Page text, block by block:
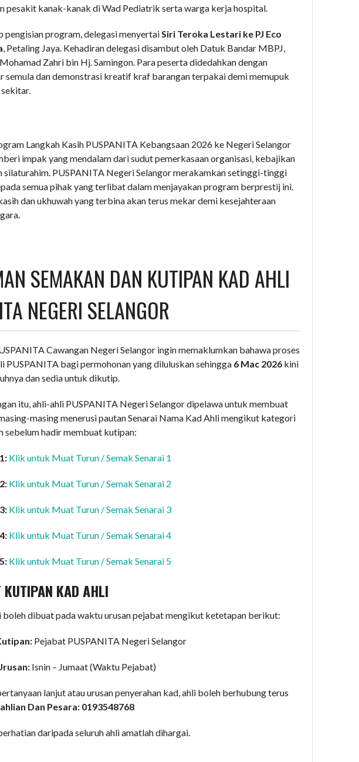
pesakit kanak-kanak di Wad Pediatrik serta warga kerja hospital.
pengisian program, delegasi menyertai Siri Teroka Lestari ke PJ Eco
, Petaling Jaya. Kehadiran delegasi disambut oleh Datuk Bandar MBPJ,
Zahri bin Hj. Samingon. Para peserta didedahkan dengan
semula dan demonstrasi kreatif kraf barangan terpakai demi memupuk
Langkah Kasih PUSPANITA Kebangsaan 2026 ke Negeri Selangor
impak yang mendalam dari sudut pemerkasaan organisasi, kebajikan
silaturahim. PUSPANITA Negeri Selangor merakamkan setinggi-tinggi
semua pihak yang terlibat dalam menjayakan program berprestij ini.
dan ukhuwah yang terbina akan terus mekar demi kesejahteraan
SEMAKAN DAN KUTIPAN KAD AHLI
NEGERI SELANGOR
Cawangan Negeri Selangor ingin memaklumkan bahawa proses
PUSPANITA bagi permohonan yang diluluskan sehingga 6 Mac 2026 kini
dan sedia untuk dikutip.
itu, ahli-ahli PUSPANITA Negeri Selangor dipelawa untuk membuat
masing menerusi pautan Senarai Nama Kad Ahli mengikut kategori
sebelum hadir membuat kutipan:
Klik untuk Muat Turun / Semak Senarai 1
Klik untuk Muat Turun / Semak Senarai 2
Klik untuk Muat Turun / Semak Senarai 3
Klik untuk Muat Turun / Semak Senarai 4
Klik untuk Muat Turun / Semak Senarai 5
KAD AHLI
boleh dibuat pada waktu urusan pejabat mengikut ketetapan berikut:
Pejabat PUSPANITA Negeri Selangor
Isnin – Jumaat (Waktu Pejabat)
lanjut atau urusan penyerahan kad, ahli boleh berhubung terus
Dan Pesara: 0193548768
daripada seluruh ahli amatlah dihargai.